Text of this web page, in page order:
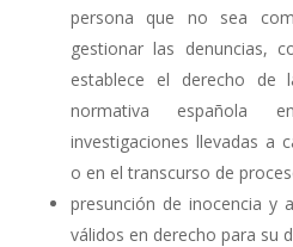
persona que no sea
gestionar las denuncias,
establece el derecho de
normativa
investigaciones llevadas a
o en el transcurso de
presunción de inocencia y
válidos en derecho para su